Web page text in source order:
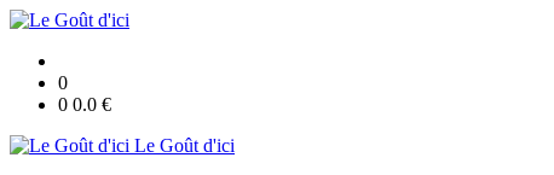
0
0 0.0 €
Le Goût d'ici